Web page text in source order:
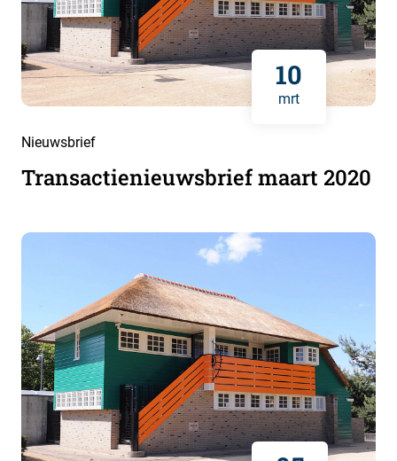
10
mrt
Nieuwsbrief
Transactienieuwsbrief maart 2020